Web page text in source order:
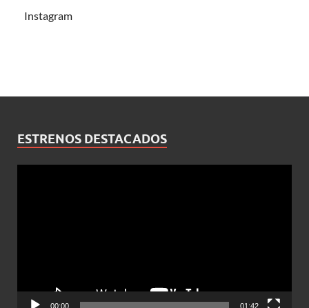
Instagram
ESTRENOS DESTACADOS
00:00 01:42